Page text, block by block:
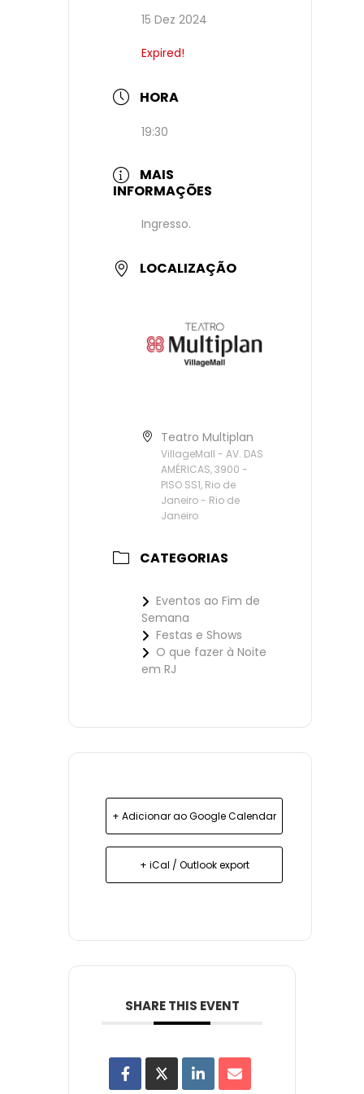
15 Dez 2024
Expired!
HORA
19:30
MAIS
INFORMAÇÕES
Ingresso.
LOCALIZAÇÃO
Teatro Multiplan
VillageMall - AV. DAS
AMÉRICAS, 3900 -
PISO SS1, Rio de
Janeiro - Rio de
Janeiro
CATEGORIAS
Eventos ao Fim de
Semana
Festas e Shows
O que fazer à Noite
em RJ
+ Adicionar ao Google Calendar
+ iCal / Outlook export
SHARE THIS EVENT